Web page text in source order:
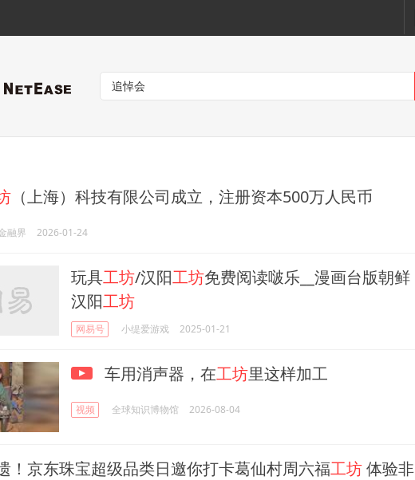
（上海）科技有限公司成立，注册资本500万人民币
融界 2026-01-24
玩具工坊/汉阳工坊免费阅读啵乐__漫画台版朝鲜
汉阳工坊
网易号 小缇爱游戏 2025-01-21
车用消声器，在工坊里这样加工
视频 全球知识博物馆 2026-08-04
！京东珠宝超级品类日邀你打卡葛仙村周六福工坊体验非